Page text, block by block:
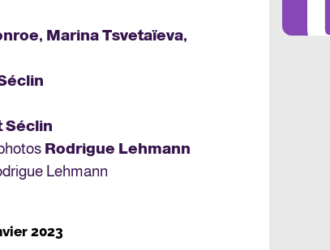
Marina Tsvetaïeva,
Séclin
Rodrigue Lehmann
Lehmann
2023